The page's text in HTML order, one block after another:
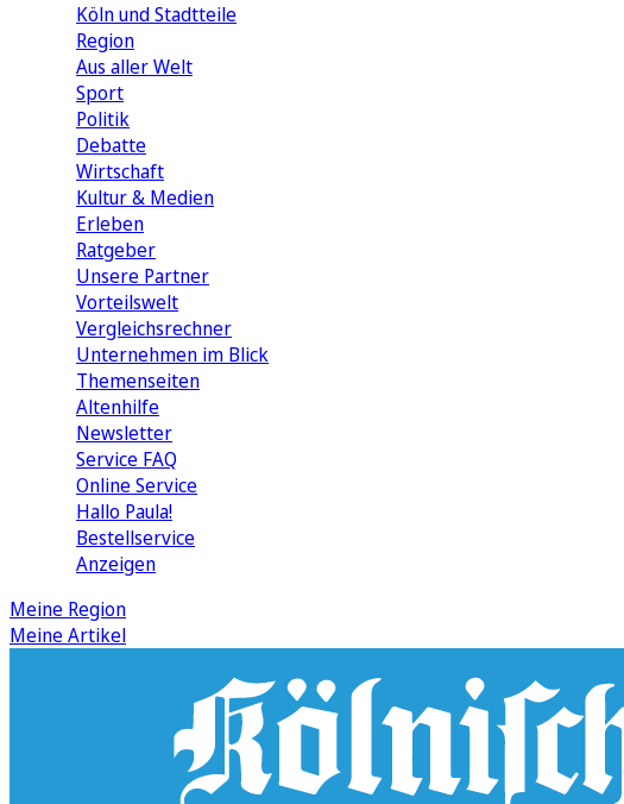
Köln und Stadtteile
Region
Aus aller Welt
Sport
Politik
Debatte
Wirtschaft
Kultur & Medien
Erleben
Ratgeber
Unsere Partner
Vorteilswelt
Vergleichsrechner
Unternehmen im Blick
Themenseiten
Altenhilfe
Newsletter
Service FAQ
Online Service
Hallo Paula!
Bestellservice
Anzeigen
Meine Region
Meine Artikel